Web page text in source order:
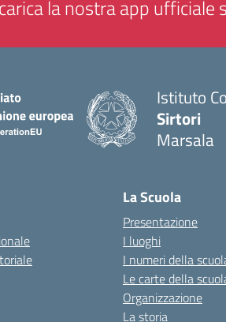
la nostra app ufficiale
Istituto
Sirtori
Marsala
La Scuola
Presentazione
I luoghi
I numeri della
Le carte della
Organizzazione
La storia